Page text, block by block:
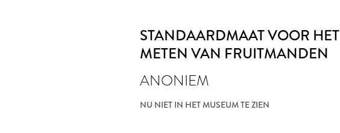
STANDAARDMAAT VOOR HET
METEN VAN FRUITMANDEN
ANONIEM
NU NIET IN HET MUSEUM TE ZIEN